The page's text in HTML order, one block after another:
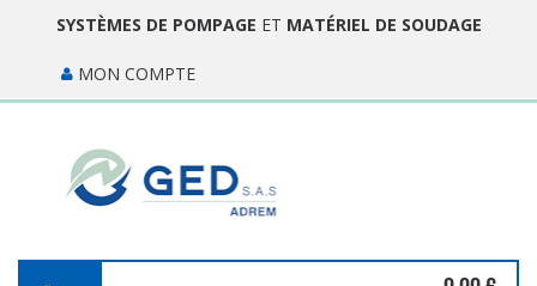
SYSTÈMES DE POMPAGE ET MATÉRIEL DE SOUDAGE
MON COMPTE